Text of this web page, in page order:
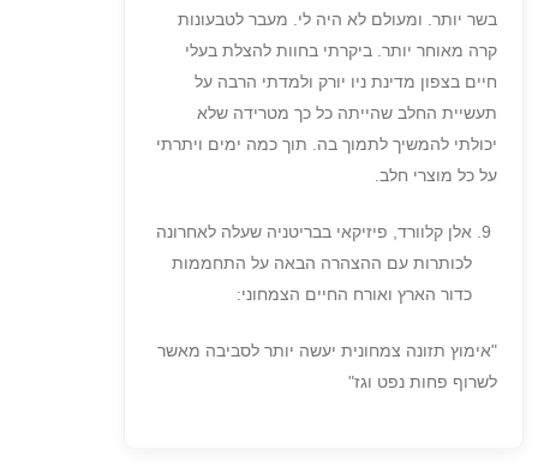
בשר יותר. ומעולם לא היה לי. מעבר לטבעונות
קרה מאוחר יותר. ביקרתי בחוות להצלת בעלי
חיים בצפון מדינת ניו יורק ולמדתי הרבה על
תעשיית החלב שהייתה כל כך מטרידה שלא
יכולתי להמשיך לתמוך בה. תוך כמה ימים ויתרתי
על כל מוצרי חלב.
אלן קלוורד, פיזיקאי בבריטניה שעלה לאחרונה
לכותרות עם ההצהרה הבאה על התחממות
כדור הארץ ואורח החיים הצמחוני:
"אימוץ תזונה צמחונית יעשה יותר לסביבה מאשר
לשרוף פחות נפט וגז"